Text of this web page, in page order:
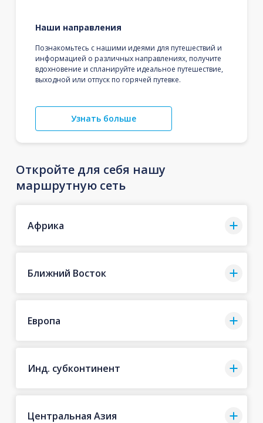
Наши направления
Познакомьтесь с нашими идеями для путешествий и
информацией о различных направлениях, получите
вдохновение и спланируйте идеальное путешествие,
выходной или отпуск по горячей путевке.
Узнать больше
Откройте для себя нашу
маршрутную сеть
Африка
Ближний Восток
Европа
Инд. субконтинент
Центральная Азия